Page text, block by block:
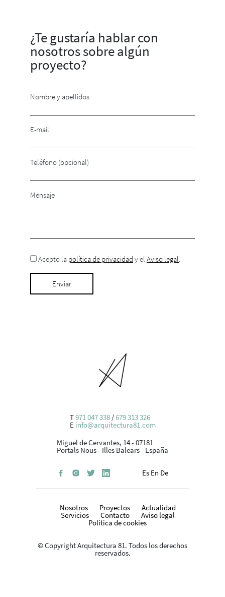
¿Te gustaría hablar con
nosotros sobre algún
proyecto?
Nombre y apellidos
E-mail
Teléfono (opcional)
Mensaje
Acepto la política de privacidad y el Aviso legal.
T971 047 338/679 313 326
E info@arquitectura81.com
Miguel de Cervantes, 14 - 07181
Portals Nous - Illes Balears - España
Es En De
© Copyright Arquitectura 81. Todos los derechos
reservados.
Nosotros Proyectos Actualidad
Servicios Contacto Aviso legal
Politica de cookies